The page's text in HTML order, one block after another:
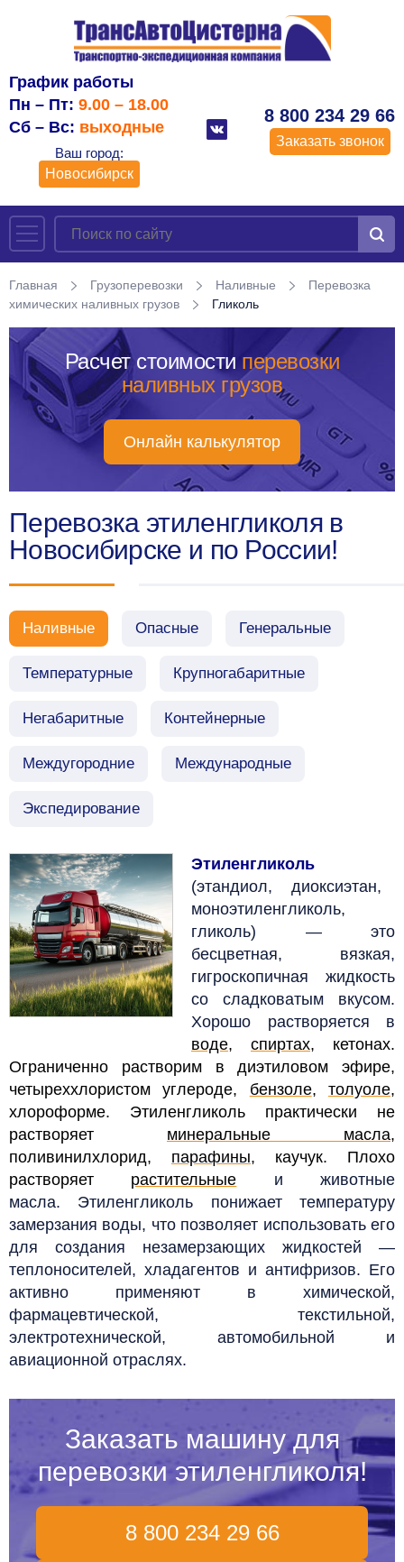
График работы
Пн – Пт: 9.00 – 18.00
Сб – Вс: выходные
Ваш город:
Новосибирск
8 800 234 29 66
Заказать звонок
Главная Грузоперевозки Наливные
Перевозка
химических наливных грузов
Гликоль
Расчет стоимости перевозки
наливных грузов
Онлайн калькулятор
Перевозка этиленгликоля в
Новосибирске и по России!
Наливные Опасные Генеральные
Температурные Крупногабаритные
Негабаритные Контейнерные
Междугородние Международные
Экспедирование
Этиленгликоль
(этандиол, диоксиэтан,
моноэтиленгликоль,
гликоль) —это
бесцветная, вязкая,
гигроскопичная жидкость
со сладковатым вкусом.
Хорошо растворяется в
воде, спиртах, кетонах.
Ограниченно растворим в диэтиловом эфире,
четыреххлористом углероде, бензоле,толуоле,
хлороформе. Этиленгликоль практически не
растворяет минеральные масла,
поливинилхлорид, парафины, каучук. Плохо
растворяет растительные
и животные
масла. Этиленгликоль понижает температуру
замерзания воды, что позволяет использовать его
для создания незамерзающих жидкостей —
теплоносителей, хладагентов и антифризов. Его
активно применяют в химической,
фармацевтической, текстильной,
электротехнической, автомобильной и
авиационной отраслях.
Заказать машину для
перевозки этиленгликоля!
8 800 234 29 66